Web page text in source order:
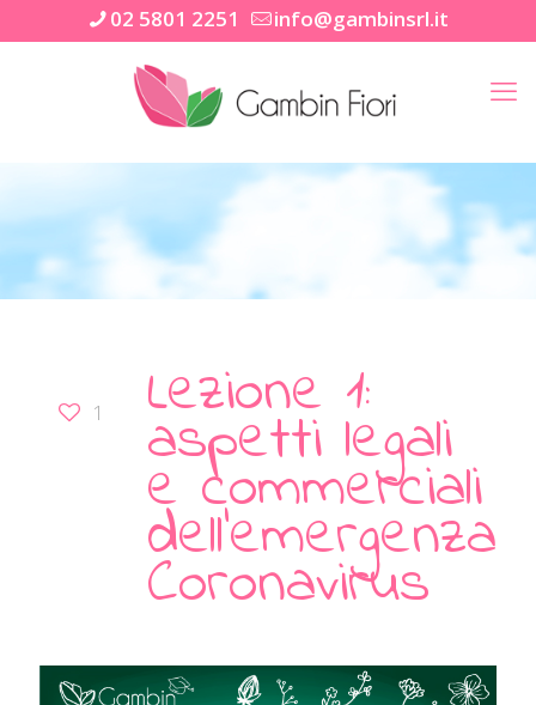
02 5801 2251 info@gambinsrl.it
1 Lezione 1:
aspetti legali
e commerciali
dell’emergenza
Coronavirus